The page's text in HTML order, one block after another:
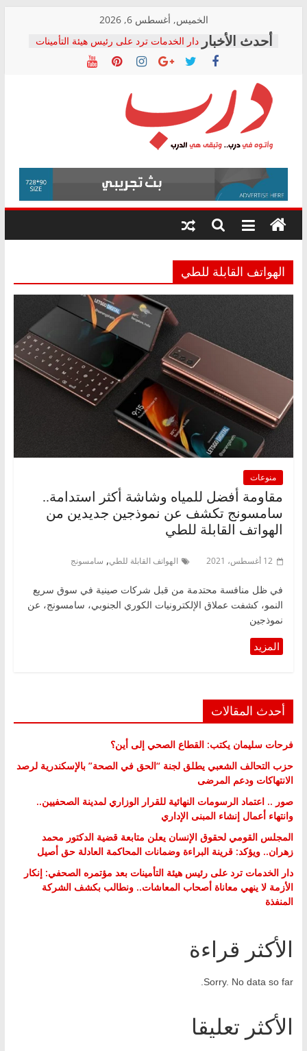
content
الخميس, أغسطس 6, 2026
دار الخدمات ترد على رئيس هيئة التأمينات
بعد مؤتمره الصحفي: إنكار الأزمة لا ينهي
معاناة أصحاب المعاشات.. ونطالب بكشف
فرحات سليمان يكتب: القطاع الصحي إلى
أين؟
حزب التحالف الشعبي يطلق لجنة “الحق
في الصحة” بالإسكندرية لرصد الانتهاكات
ودعم المرضى
الوزاري لمدينة الصحفيين.. وانتهاء أعمال
إنشاء المبنى الإداري
المجلس القومي لحقوق الإنسان يعلن
متابعة قضية الدكتور محمد زهران.. ويؤكد:
قرينة البراءة وضمانات المحاكمة العادلة
درب
وأتوه
درب..
وتبقى
هي
الهواتف القابلة للطي
منوعات
مقاومة أفضل للمياه وشاشة أكثر استدامة..
سامسونج تكشف عن نموذجين جديدين من
الهواتف القابلة للطي
12 أغسطس، 2021 الهواتف القابلة للطي, سامسونج
في ظل منافسة محتدمة من قبل شركات صينية في سوق سريع
النمو، كشفت عملاق الإلكترونيات الكوري الجنوبي، سامسونج، عن
نموذجين
أحدث المقالات
فرحات سليمان يكتب: القطاع الصحي إلى أين؟
حزب التحالف الشعبي يطلق لجنة “الحق في الصحة” بالإسكندرية لرصد
الانتهاكات ودعم المرضى
صور .. اعتماد الرسومات النهائية للقرار الوزاري لمدينة الصحفيين..
وانتهاء أعمال إنشاء المبنى الإداري
المجلس القومي لحقوق الإنسان يعلن متابعة قضية الدكتور محمد
زهران.. ويؤكد: قرينة البراءة وضمانات المحاكمة العادلة حق أصيل
دار الخدمات ترد على رئيس هيئة التأمينات بعد مؤتمره الصحفي: إنكار
الأزمة لا ينهي معاناة أصحاب المعاشات.. ونطالب بكشف الشركة
المنفذة
الأكثر قراءة
Sorry. No data so far.
الأكثر تعليقا